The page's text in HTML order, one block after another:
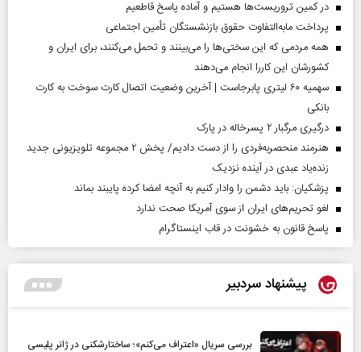
در کمین تروریست‌ها هستیم و آماده پاسخ قاطعیم
پرداخت مابه‌التفاوت حقوق بازنشستگان تأمین اجتماعی
همه مردمی که این سختی‌ها را می‌بینند و تحمل می‌کنند، برای ایران و
کشورشان این کاررا انجام می‌دهند
سهمیه ۶۰ لیتری پابرجاست | آخرین وضعیت اتصال کارت سوخت به کارت
بانکی
درگیری مرگبار ۲ پسرخاله در پارک
هنرمند منحصر‌به‌فردی را از دست دادیم/ پخش ۲ مجموعه تلویزیونی جدید
زنده‌یاد عبدی در آینده نزدیک
پزشکیان: باید دشمن را وادار کنیم به آنچه امضا کرده پایبند بماند
لغو تحریم‌های ایران از سوی آمریکا صحت ندارد
پاسخ قانون به خشونت در قاب اینستاگرام
پیشنهاد سردبیر
بررسی سریال «اعتراف می‌کنم»؛ ساختارشکنی در ژانر پلیسی